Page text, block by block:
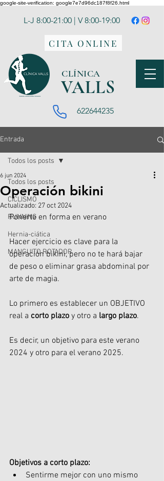
google-site-verification: google7e7d96dc187f8f26.html
L-J 8:00-21:00 | V 8:00-19:00
CITA ONLINE
CLÍNICA
VALLS
622644235
Entrada
Todos los posts
CICLISMO
RUNNING
Hernia-ciática
MANGUITO ROTADOR
Todos los posts
Operación bikini
6 jun 2024
Actualizado: 27 oct 2024
Ponerte en forma en verano
Hacer ejercicio es clave para la
operación bikini, pero no te hará bajar
de peso o eliminar grasa abdominal por
arte de magia.
Lo primero es establecer un OBJETIVO
real a corto plazo y otro a largo plazo.
Es decir, un objetivo para este verano
2024 y otro para el verano 2025.
Objetivos a corto plazo:
Sentirme mejor con uno mismo